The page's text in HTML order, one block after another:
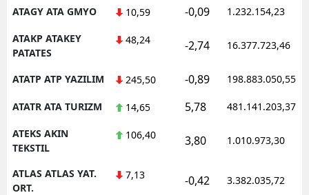
ATAGY ATA GMYO 10,59 -0,09 1.232.154,23
ATAKP ATAKEY
PATATES
48,24 -2,74 16.377.723,46
ATATP ATP YAZILIM 245,50 -0,89 198.883.050,55
ATATR ATA TURIZM 14,65 5,78 481.141.203,37
ATEKS AKIN
TEKSTIL
106,40 3,80 1.010.973,30
ATLAS ATLAS YAT.
ORT.
7,13 -0,42 3.382.035,72